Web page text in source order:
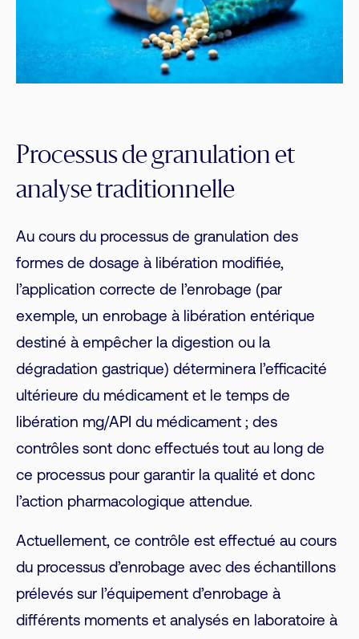
Processus de granulation et
analyse traditionnelle
Au cours du processus de granulation des
formes de dosage à libération modifiée,
l’application correcte de l’enrobage (par
exemple, un enrobage à libération entérique
destiné à empêcher la digestion ou la
dégradation gastrique) déterminera l’efficacité
ultérieure du médicament et le temps de
libération mg/API du médicament ; des
contrôles sont donc effectués tout au long de
ce processus pour garantir la qualité et donc
l’action pharmacologique attendue.
Actuellement, ce contrôle est effectué au cours
du processus d’enrobage avec des échantillons
prélevés sur l’équipement d’enrobage à
différents moments et analysés en laboratoire à